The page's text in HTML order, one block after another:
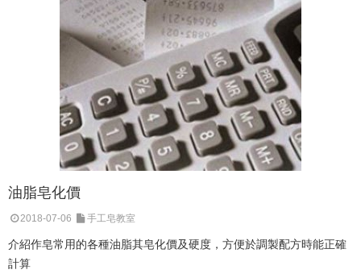
油脂皂化價
2018-07-06 手工皂教室
介紹作皂常用的各種油脂其皂化價及硬度，方便於調製配方時能正確
計算